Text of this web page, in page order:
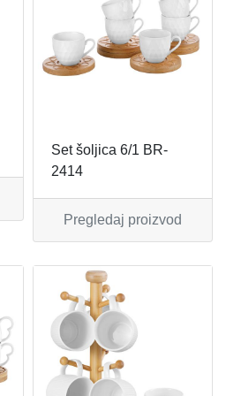
Set šoljica 6/1 BR-
2414
Pregledaj proizvod